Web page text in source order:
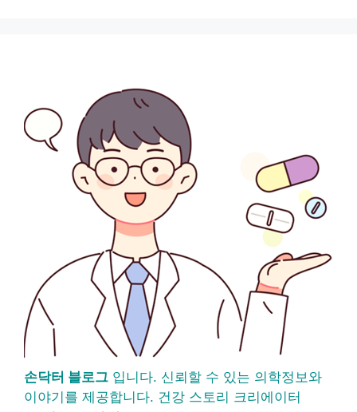
손닥터 블로그 입니다. 신뢰할 수 있는 의학정보와
이야기를 제공합니다. 건강 스토리 크리에이터